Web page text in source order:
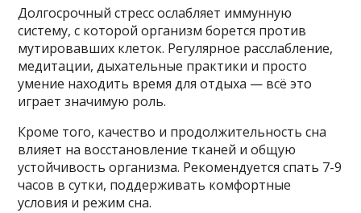
Долгосрочный стресс ослабляет иммунную
систему, с которой организм борется против
мутировавших клеток. Регулярное расслабление,
медитации, дыхательные практики и просто
умение находить время для отдыха — всё это
играет значимую роль.
Кроме того, качество и продолжительность сна
влияет на восстановление тканей и общую
устойчивость организма. Рекомендуется спать 7-9
часов в сутки, поддерживать комфортные
условия и режим сна.